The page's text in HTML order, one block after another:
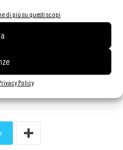
di più su questi scopi
Policy
- comune a
ridurre il numero delle
dei gestori».